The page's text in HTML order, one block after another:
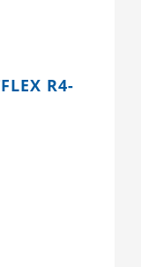
R4-